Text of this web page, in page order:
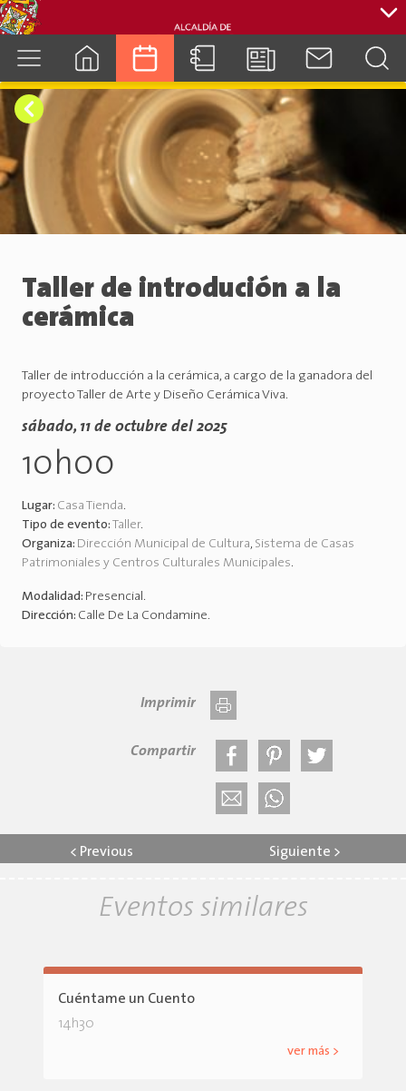
cuenca.gob.ec
Taller de introdución a la
cerámica
Taller de introducción a la cerámica, a cargo de la ganadora del
proyecto Taller de Arte y Diseño Cerámica Viva.
sábado, 11 de octubre del 2025
10h00
Lugar: Casa Tienda.
Tipo de evento: Taller.
Organiza: Dirección Municipal de Cultura, Sistema de Casas
Patrimoniales y Centros Culturales Municipales.
Modalidad: Presencial.
Dirección: Calle De La Condamine.
Imprimir
Compartir
< Previous Siguiente >
Eventos similares
Cuéntame un Cuento
14h30
ver más >